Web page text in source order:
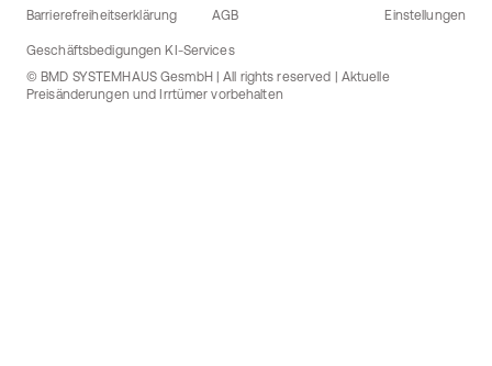
Barrierefreiheitserklärung AGB
Geschäftsbedigungen KI-Services
Einstellungen
© BMD SYSTEMHAUS GesmbH | All rights reserved | Aktuelle
Preisänderungen und Irrtümer vorbehalten